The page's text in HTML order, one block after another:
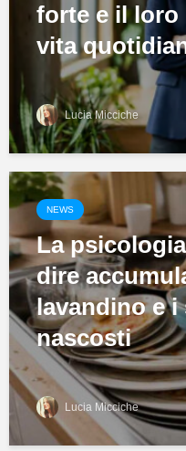
forte e il loro
vita
Lucia Micciche
NEWS
La
dire
lavandino e
nascosti
Lucia Micciche